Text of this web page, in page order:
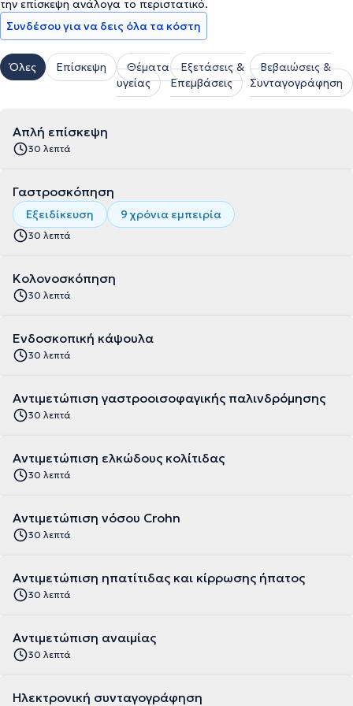
την επίσκεψη ανάλογα το περιστατικό.
Συνδέσου για να δεις όλα τα κόστη
Όλες Επίσκεψη
Θέματα
υγείας
Εξετάσεις &
Επεμβάσεις
Βεβαιώσεις &
Συνταγογράφηση
Απλή επίσκεψη
30 λεπτά
Γαστροσκόπηση
Εξειδίκευση 9 χρόνια εμπειρία
30 λεπτά
Κολονοσκόπηση
30 λεπτά
Ενδοσκοπική κάψουλα
30 λεπτά
Αντιμετώπιση γαστροοισοφαγικής παλινδρόμησης
30 λεπτά
Αντιμετώπιση ελκώδους κολίτιδας
30 λεπτά
Αντιμετώπιση νόσου Crohn
30 λεπτά
Αντιμετώπιση ηπατίτιδας και κίρρωσης ήπατος
30 λεπτά
Αντιμετώπιση αναιμίας
30 λεπτά
Ηλεκτρονική συνταγογράφηση